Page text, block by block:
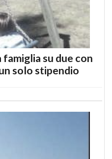
su due con
solo stipendio